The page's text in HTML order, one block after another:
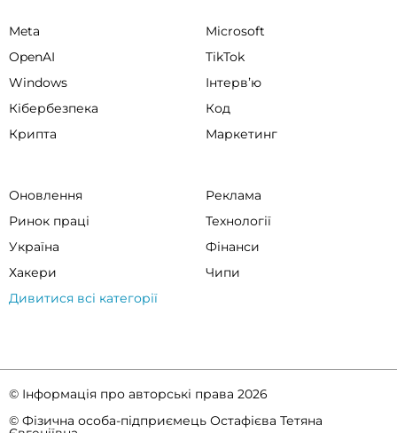
Meta
Microsoft
OpenAI
TikTok
Windows
Інтервʼю
Кібербезпека
Код
Крипта
Маркетинг
Оновлення
Реклама
Ринок праці
Технології
Україна
Фінанси
Хакери
Чипи
Дивитися всі категорії
© Інформація про авторські права 2026
© Фізична особа-підприємець Остафієва Тетяна